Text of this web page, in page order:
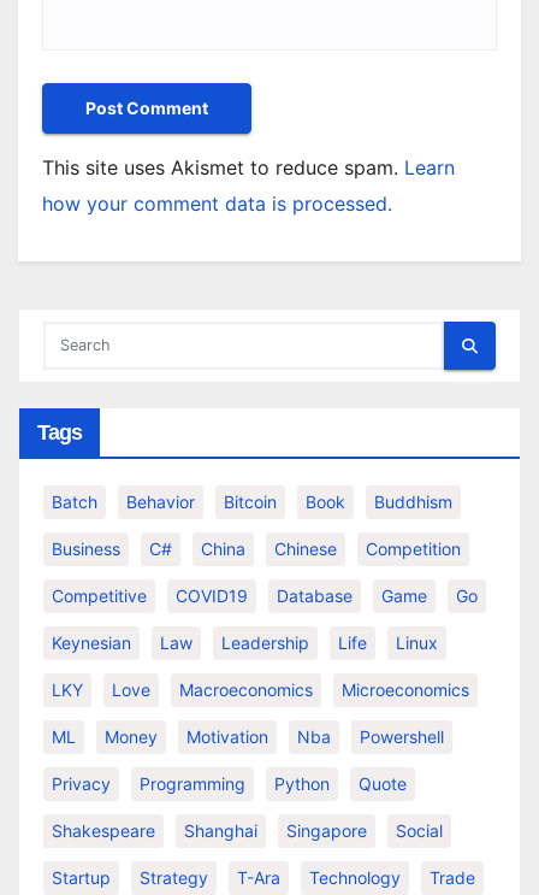
This site uses Akismet to reduce spam. Learn
how your comment data is processed.
Tags
Batch Behavior Bitcoin Book Buddhism
Business C# China Chinese Competition
Competitive COVID19 Database Game Go
Keynesian Law Leadership Life Linux
LKY Love Macroeconomics Microeconomics
ML Money Motivation Nba Powershell
Privacy Programming Python Quote
Shakespeare Shanghai Singapore Social
Startup Strategy T-Ara Technology Trade